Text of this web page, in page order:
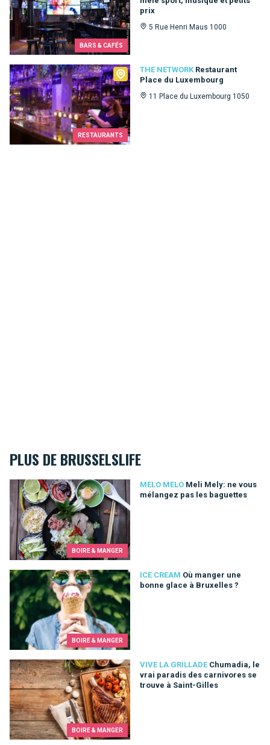
BARS & CAFÉS
prix
5 Rue Henri Maus 1000
RESTAURANTS
THE NETWORK Restaurant
Place du Luxembourg
11 Place du Luxembourg 1050
The Network
PLUS DE BRUSSELSLIFE
BOIRE & MANGER
MELO MELO Meli Mely: ne vous
mélangez pas les baguettes
Meli Mely: ne vous mélangez pas les baguettes
BOIRE & MANGER
ICE CREAM Où manger une
bonne glace à Bruxelles ?
Où manger une bonne glace à Bruxelles ?
BOIRE & MANGER
VIVE LA GRILLADE Chumadia, le
vrai paradis des carnivores se
trouve à Saint-Gilles
Chumadia, le vrai paradis des carnivores se trouve à Saint-